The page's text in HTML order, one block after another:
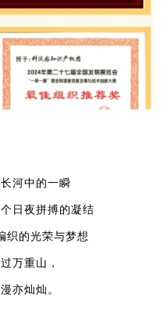
河中的一瞬
日夜拼搏的凝结
织的光荣与梦想
万重山，
亦灿灿。